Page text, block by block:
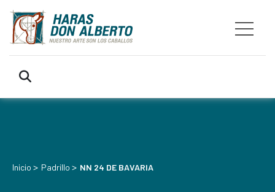
Inicio > Padrillo > NN 24 DE BAVARIA